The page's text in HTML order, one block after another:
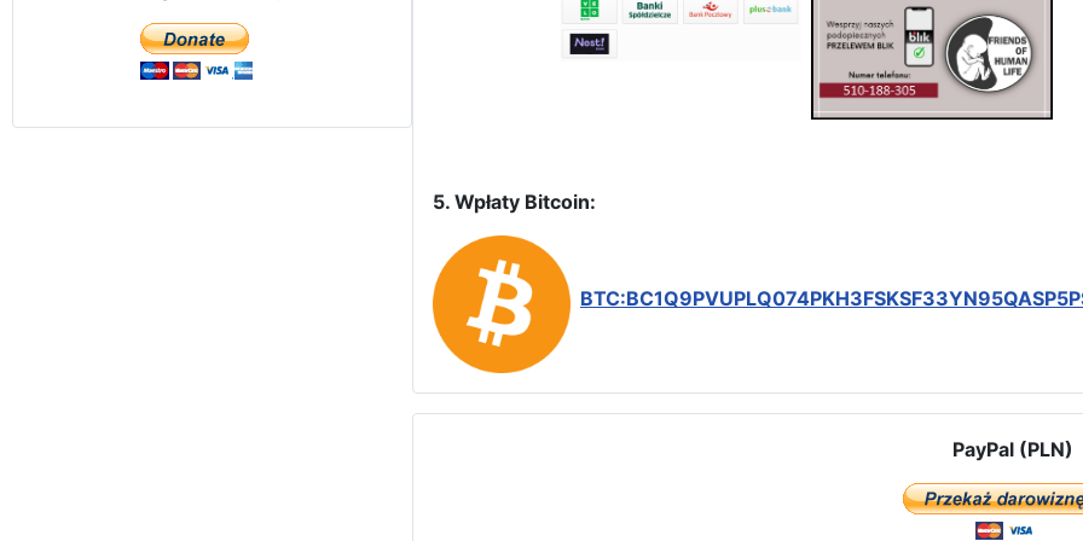
5. Wpłaty Bitcoin:
PayPal (PLN)